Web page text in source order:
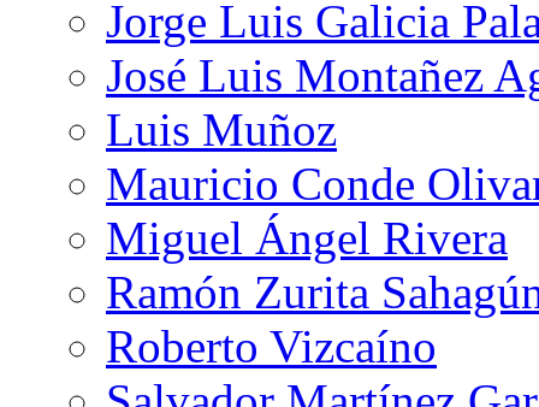
Jorge Luis Galicia
José Luis Montañez
Luis Muñoz
Mauricio Conde
Miguel Ángel Rivera
Ramón Zurita
Roberto Vizcaíno